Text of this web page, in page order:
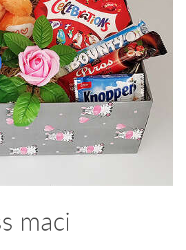
maci